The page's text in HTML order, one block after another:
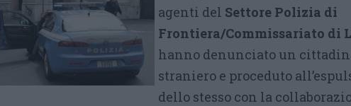
agenti del Settore Polizia di
Frontiera/Commissariato di
hanno denunciato un
straniero e proceduto
dello stesso con la